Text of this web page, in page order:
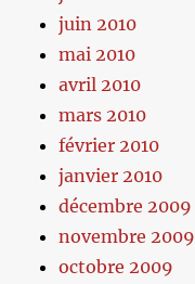
juin 2010
mai 2010
avril 2010
mars 2010
février 2010
janvier 2010
décembre 2009
novembre 2009
octobre 2009